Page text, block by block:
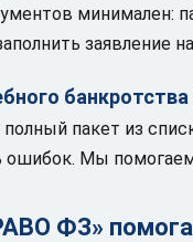
минимален:
заявление
полный пакет из
ошибок. Мы
ФЗ»